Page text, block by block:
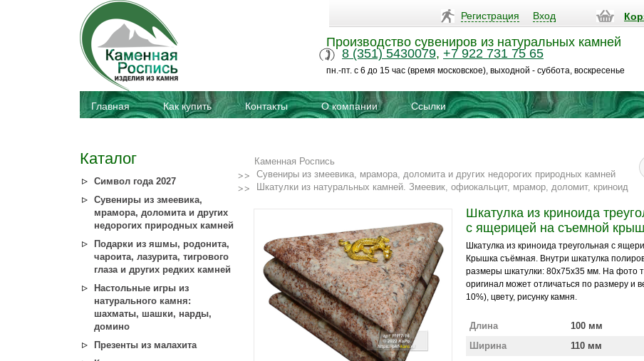
Регистрация Вход
Производство сувениров из натуральных камней
8 (351) 5430079, +7 922 731 75 65
пн.-пт. с 6 до 15 час (время московское), выходной - суббота, воскресенье
Главная Как купить Контакты О компании Ссылки
Каталог
Символ года 2027
Сувениры из змеевика,
мрамора, доломита и других
недорогих природных камней
Подарки из яшмы, родонита,
чароита, лазурита, тигрового
глаза и других редких камней
Настольные игры из
натурального камня:
шахматы, шашки, нарды,
домино
Презенты из малахита
Каменная Роспись
Сувениры из змеевика, мрамора, доломита и других недорогих природных камней
Шкатулки из натуральных камней. Змеевик, офиокальцит, мрамор, доломит, криноид
Шкатулка из криноида
с ящерицей на съемной
Шкатулка из криноида треугольная с
Крышка съёмная. Внутри шкатулка
размеры шкатулки: 80х75х35 мм. На фото
оригинал может отличаться по размеру и
10%), цвету, рисунку камня.
Длина
100 мм
Ширина
110 мм